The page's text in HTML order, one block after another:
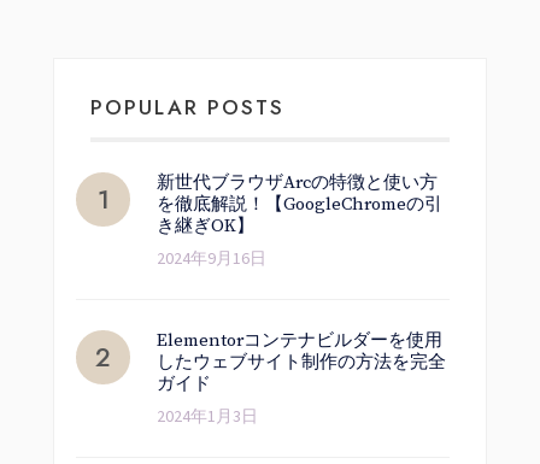
POPULAR POSTS
新世代ブラウザArcの特徴と使い方
を徹底解説！【GoogleChromeの引
き継ぎOK】
2024年9月16日
Elementorコンテナビルダーを使用
したウェブサイト制作の方法を完全
ガイド
2024年1月3日